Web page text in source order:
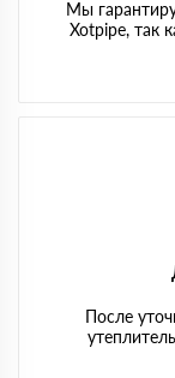
Мы
Xotpipe, так
После